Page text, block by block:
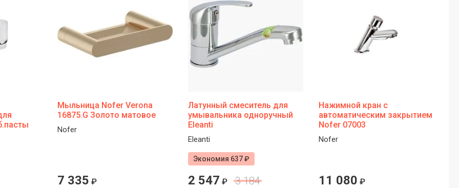
Мыльница Nofer Verona
16875.G Золото матовое
Nofer
7 335 ₽
Латунный смеситель для
умывальника одноручный
Eleanti
Eleanti
Экономия 637 ₽
2 547 ₽ 3 184
Нажимной кран с
автоматическим закрытием
Nofer 07003
Nofer
11 080 ₽